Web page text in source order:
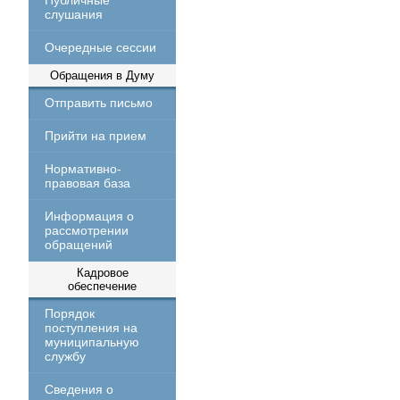
слушания
Очередные сессии
Обращения в Думу
Отправить письмо
Прийти на прием
Нормативно-
правовая база
Информация о
рассмотрении
обращений
Кадровое
обеспечение
Порядок
поступления на
муниципальную
службу
Сведения о